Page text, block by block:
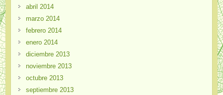
abril 2014
marzo 2014
febrero 2014
enero 2014
diciembre 2013
noviembre 2013
octubre 2013
septiembre 2013